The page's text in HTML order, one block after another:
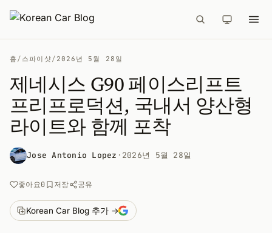
홈 / 스파이샷/ 2026년 5월 28일
제네시스 G90 페이스리프트
프리프로덕션, 국내서 양산형
라이트와 함께 포착
Jose Antonio Lopez · 2026년 5월 28일
좋아요0 저장 공유
Korean Car Blog 추가 →